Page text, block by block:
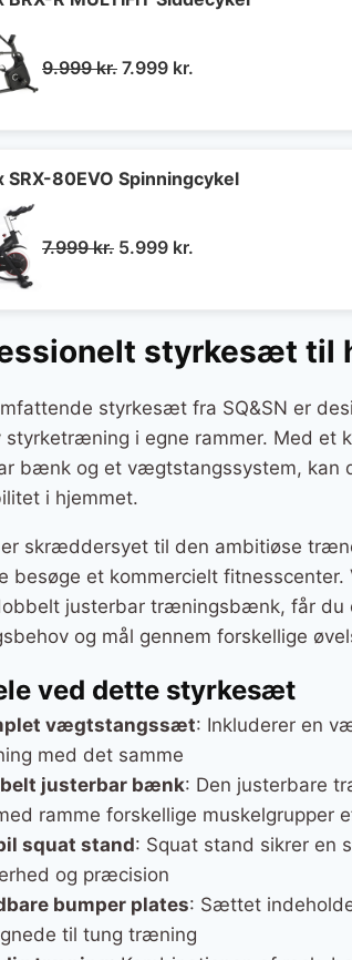
9.999kr. Den
9.999 kr..
7.999 kr.
7.999 kr..
SRX-80EVO Spinningcykel
7.999kr. Den
7.999 kr..
5.999 kr.
5.999 kr..
styrkesæt til
styrkesæt fra SQ&SN er
styrketræning i egne rammer. Med et
bænk og et vægtstangssystem, kan
i hjemmet.
skræddersyet til den ambitiøse
besøge et kommercielt
justerbar træningsbænk, får du
og mål gennem forskellige
ved dette styrkesæt
vægtstangssæt: Inkluderer en
med det samme
justerbar bænk: Den justerbare
ramme forskellige muskelgrupper
squat stand: Squat stand sikrer en
og præcision
bumper plates: Sættet
til tung træning